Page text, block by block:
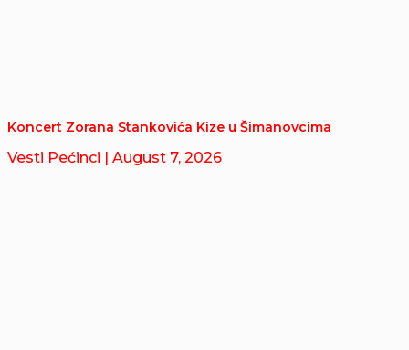
Koncert Zorana Stankovića Kize u Šimanovcima
Vesti Pećinci | August 7, 2026